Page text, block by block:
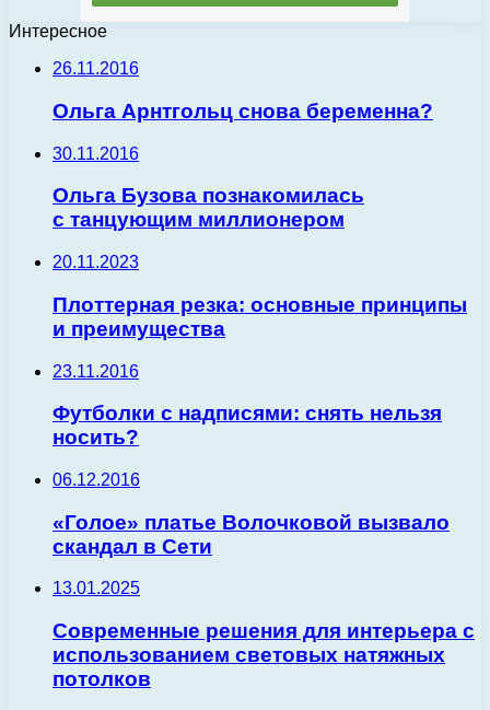
Интересное
26.11.2016
Ольга Арнтгольц снова беременна?
30.11.2016
Ольга Бузова познакомилась
с танцующим миллионером
20.11.2023
Плоттерная резка: основные принципы
и преимущества
23.11.2016
Футболки с надписями: снять нельзя
носить?
06.12.2016
«Голое» платье Волочковой вызвало
скандал в Сети
13.01.2025
Современные решения для интерьера с
использованием световых натяжных
потолков